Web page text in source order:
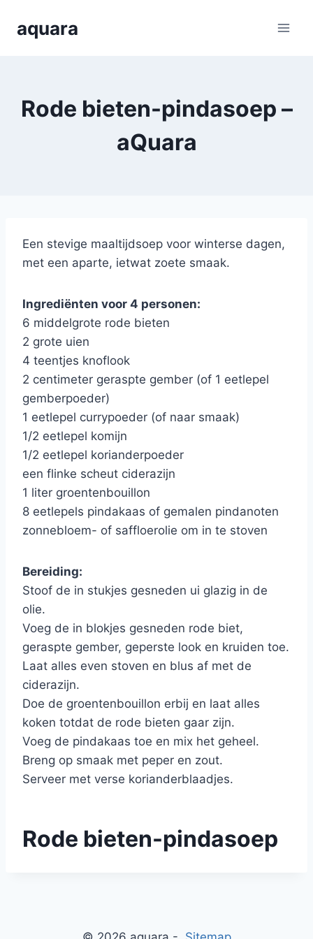
aquara
Rode bieten-pindasoep –
aQuara
Een stevige maaltijdsoep voor winterse dagen,
met een aparte, ietwat zoete smaak.
Ingrediënten voor 4 personen:
6 middelgrote rode bieten
2 grote uien
4 teentjes knoflook
2 centimeter geraspte gember (of 1 eetlepel
gemberpoeder)
1 eetlepel currypoeder (of naar smaak)
1/2 eetlepel komijn
1/2 eetlepel korianderpoeder
een flinke scheut ciderazijn
1 liter groentenbouillon
8 eetlepels pindakaas of gemalen pindanoten
zonnebloem- of saffloerolie om in te stoven
Bereiding:
Stoof de in stukjes gesneden ui glazig in de
olie.
Voeg de in blokjes gesneden rode biet,
geraspte gember, geperste look en kruiden toe.
Laat alles even stoven en blus af met de
ciderazijn.
Doe de groentenbouillon erbij en laat alles
koken totdat de rode bieten gaar zijn.
Voeg de pindakaas toe en mix het geheel.
Breng op smaak met peper en zout.
Serveer met verse korianderblaadjes.
Rode bieten-pindasoep